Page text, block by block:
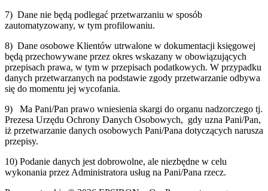
7) Dane nie będą podlegać przetwarzaniu w sposób
zautomatyzowany, w tym profilowaniu.
8) Dane osobowe Klientów utrwalone w dokumentacji księgowej
będą przechowywane przez okres wskazany w obowiązujących
przepisach prawa, w tym w przepisach podatkowych. W przypadku
danych przetwarzanych na podstawie zgody przetwarzanie odbywa
się do momentu jej wycofania.
9) Ma Pani/Pan prawo wniesienia skargi do organu nadzorczego tj.
Prezesa Urzędu Ochrony Danych Osobowych, gdy uzna Pani/Pan,
iż przetwarzanie danych osobowych Pani/Pana dotyczących narusza
przepisy.
10) Podanie danych jest dobrowolne, ale niezbędne w celu
wykonania przez Administratora usług na Pani/Pana rzecz.